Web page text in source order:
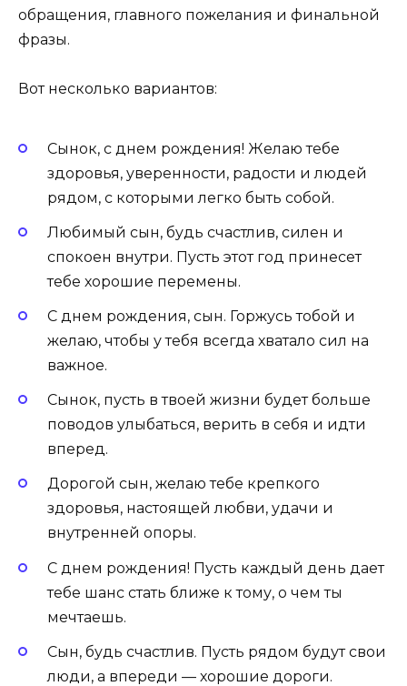
обращения, главного пожелания и финальной
фразы.
Вот несколько вариантов:
Сынок, с днем рождения! Желаю тебе
здоровья, уверенности, радости и людей
рядом, с которыми легко быть собой.
Любимый сын, будь счастлив, силен и
спокоен внутри. Пусть этот год принесет
тебе хорошие перемены.
С днем рождения, сын. Горжусь тобой и
желаю, чтобы у тебя всегда хватало сил на
важное.
Сынок, пусть в твоей жизни будет больше
поводов улыбаться, верить в себя и идти
вперед.
Дорогой сын, желаю тебе крепкого
здоровья, настоящей любви, удачи и
внутренней опоры.
С днем рождения! Пусть каждый день дает
тебе шанс стать ближе к тому, о чем ты
мечтаешь.
Сын, будь счастлив. Пусть рядом будут свои
люди, а впереди — хорошие дороги.